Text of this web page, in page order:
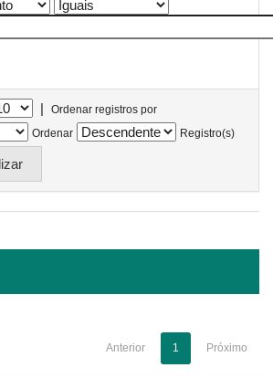
|
Ordenar registros por
Ordenar
Registro(s)
Anterior 1 Próximo